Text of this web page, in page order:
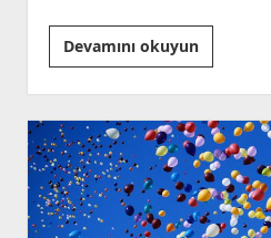
Devamını okuyun‘’Ruh’’
kavramına
vurulan
son
darbe
‘’Bilinç’’